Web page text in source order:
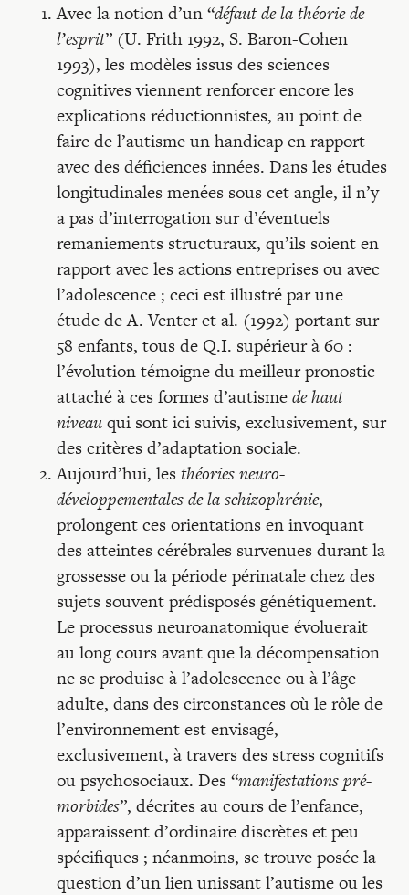
Avec la notion d’un “défaut de la théorie de
l’esprit” (U. Frith 1992, S. Baron-Cohen
1993), les modèles issus des sciences
cognitives viennent renforcer encore les
explications réductionnistes, au point de
faire de l’autisme un handicap en rapport
avec des déficiences innées. Dans les études
longitudinales menées sous cet angle, il n’y
a pas d’interrogation sur d’éventuels
remaniements structuraux, qu’ils soient en
rapport avec les actions entreprises ou avec
l’adolescence ; ceci est illustré par une
étude de A. Venter et al. (1992) portant sur
58 enfants, tous de Q.I. supérieur à 60 :
l’évolution témoigne du meilleur pronostic
attaché à ces formes d’autismede haut
niveauqui sont ici suivis, exclusivement, sur
des critères d’adaptation sociale.
Aujourd’hui, lesthéories neuro-
développementales de la schizophrénie,
prolongent ces orientations en invoquant
des atteintes cérébrales survenues durant la
grossesse ou la période périnatale chez des
sujets souvent prédisposés génétiquement.
Le processus neuroanatomique évoluerait
au long cours avant que la décompensation
ne se produise à l’adolescence ou à l’âge
adulte, dans des circonstances où le rôle de
l’environnement est envisagé,
exclusivement, à travers des stress cognitifs
ou psychosociaux. Des “manifestations pré-
morbides”, décrites au cours de l’enfance,
apparaissent d’ordinaire discrètes et peu
spécifiques ; néanmoins, se trouve posée la
question d’un lien unissant l’autisme ou les